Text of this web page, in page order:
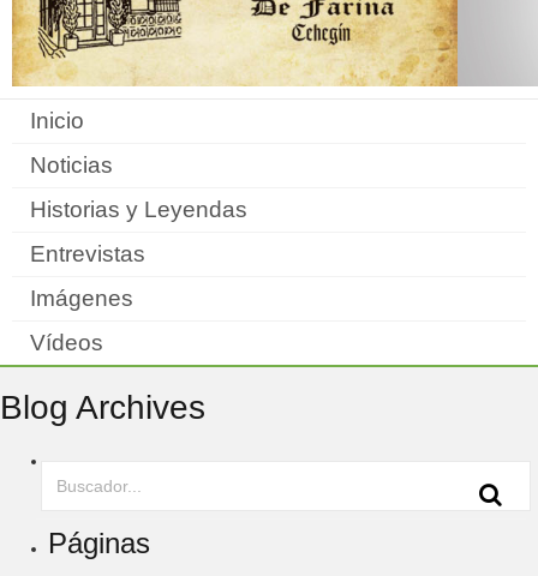
Inicio
Noticias
Historias y Leyendas
Entrevistas
Imágenes
Vídeos
Blog Archives
Páginas